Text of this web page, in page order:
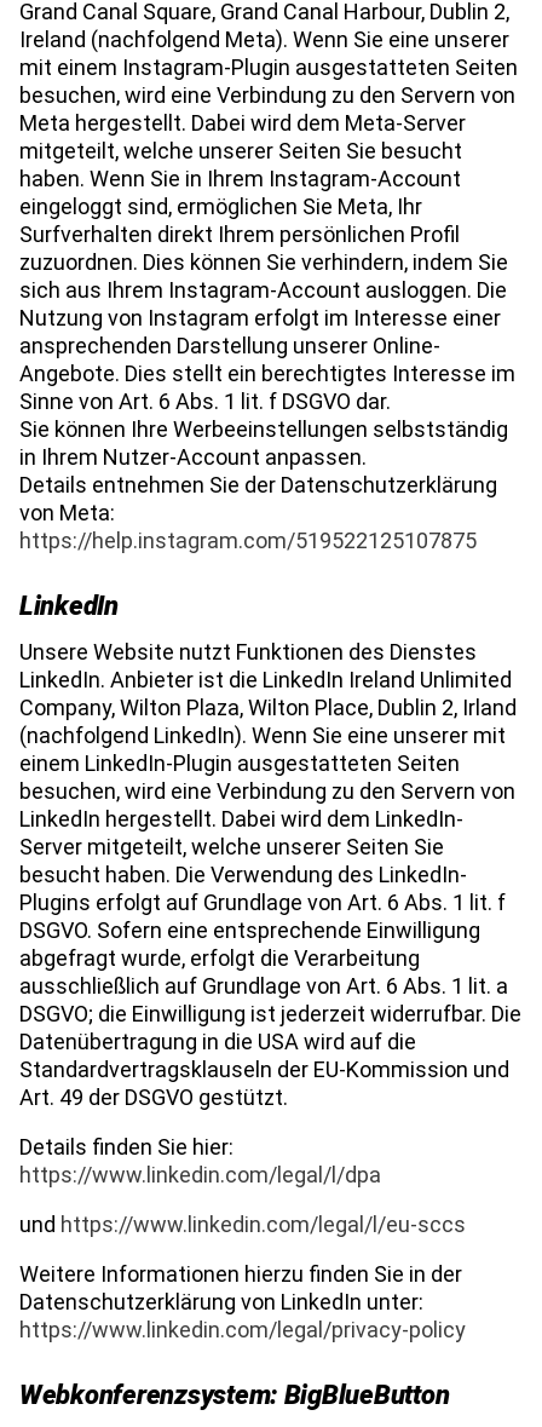
Grand Canal Square, Grand Canal Harbour, Dublin 2,
Ireland (nachfolgend Meta). Wenn Sie eine unserer
mit einem Instagram-Plugin ausgestatteten Seiten
besuchen, wird eine Verbindung zu den Servern von
Meta hergestellt. Dabei wird dem Meta-Server
mitgeteilt, welche unserer Seiten Sie besucht
haben. Wenn Sie in Ihrem Instagram-Account
eingeloggt sind, ermöglichen Sie Meta, Ihr
Surfverhalten direkt Ihrem persönlichen Profil
zuzuordnen. Dies können Sie verhindern, indem Sie
sich aus Ihrem Instagram-Account ausloggen. Die
Nutzung von Instagram erfolgt im Interesse einer
ansprechenden Darstellung unserer Online-
Angebote. Dies stellt ein berechtigtes Interesse im
Sinne von Art. 6 Abs. 1 lit. f DSGVO dar.
Sie können Ihre Werbeeinstellungen selbstständig
in Ihrem Nutzer-Account anpassen.
Details entnehmen Sie der Datenschutzerklärung
von Meta:
https://help.instagram.com/519522125107875
LinkedIn
Unsere Website nutzt Funktionen des Dienstes
LinkedIn. Anbieter ist die LinkedIn Ireland Unlimited
Company, Wilton Plaza, Wilton Place, Dublin 2, Irland
(nachfolgend LinkedIn). Wenn Sie eine unserer mit
einem LinkedIn-Plugin ausgestatteten Seiten
besuchen, wird eine Verbindung zu den Servern von
LinkedIn hergestellt. Dabei wird dem LinkedIn-
Server mitgeteilt, welche unserer Seiten Sie
besucht haben. Die Verwendung des LinkedIn-
Plugins erfolgt auf Grundlage von Art. 6 Abs. 1 lit. f
DSGVO. Sofern eine entsprechende Einwilligung
abgefragt wurde, erfolgt die Verarbeitung
ausschließlich auf Grundlage von Art. 6 Abs. 1 lit. a
DSGVO; die Einwilligung ist jederzeit widerrufbar. Die
Datenübertragung in die USA wird auf die
Standardvertragsklauseln der EU-Kommission und
Art. 49 der DSGVO gestützt.
Details finden Sie hier:
https://www.linkedin.com/legal/l/dpa
und https://www.linkedin.com/legal/l/eu-sccs
Weitere Informationen hierzu finden Sie in der
Datenschutzerklärung von LinkedIn unter:
https://www.linkedin.com/legal/privacy-policy
Webkonferenzsystem: BigBlueButton